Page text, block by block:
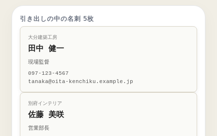
引き出しの中の名刺 5枚
大分建築工房
田中 健一
現場監督
097-123-4567
tanaka@oita-kenchiku.example.jp
別府インテリア
佐藤 美咲
営業部長